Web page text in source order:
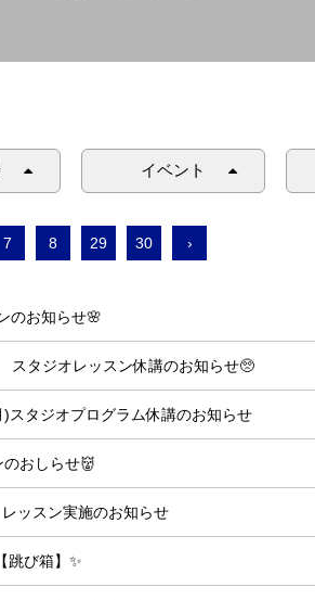
イベント
7 8 29 30 ›
のお知らせ🌸
タジオレッスン休講のお知らせ🥺
スタジオプログラム休講のお知らせ
おしらせ👹
ッスン実施のお知らせ
跳び箱】✨